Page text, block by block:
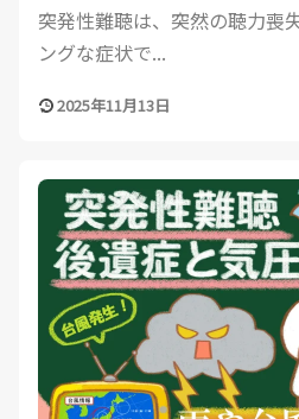
突発性難聴は、突然の聴力喪
ングな症状で...
2025年11月13日